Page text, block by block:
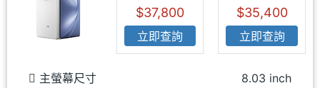
$37,800
立即查詢
$35,400
立即查詢
主螢幕尺寸 8.03 inch